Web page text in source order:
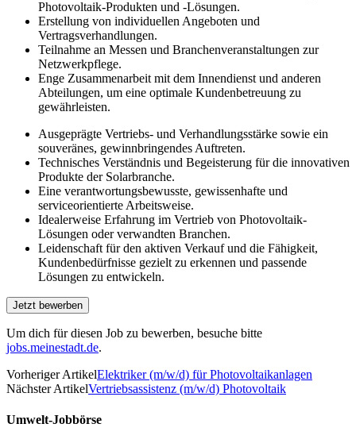
Photovoltaik-Produkten und -Lösungen.
Erstellung von individuellen Angeboten und
Vertragsverhandlungen.
Teilnahme an Messen und Branchenveranstaltungen zur
Netzwerkpflege.
Enge Zusammenarbeit mit dem Innendienst und anderen
Abteilungen, um eine optimale Kundenbetreuung zu
gewährleisten.
Ausgeprägte Vertriebs- und Verhandlungsstärke sowie ein
souveränes, gewinnbringendes Auftreten.
Technisches Verständnis und Begeisterung für die innovativen
Produkte der Solarbranche.
Eine verantwortungsbewusste, gewissenhafte und
serviceorientierte Arbeitsweise.
Idealerweise Erfahrung im Vertrieb von Photovoltaik-
Lösungen oder verwandten Branchen.
Leidenschaft für den aktiven Verkauf und die Fähigkeit,
Kundenbedürfnisse gezielt zu erkennen und passende
Lösungen zu entwickeln.
Um dich für diesen Job zu bewerben, besuche bitte
jobs.meinestadt.de.
Vorheriger ArtikelElektriker (m/w/d) für Photovoltaikanlagen
Nächster ArtikelVertriebsassistenz (m/w/d) Photovoltaik
Umwelt-Jobbörse